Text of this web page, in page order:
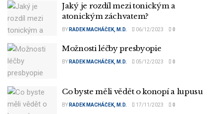
Jaký je rozdíl mezi tonickým a
atonickým záchvatem?
BY RADEK MACHÁČEK, M.D. 06/12/2023 0
Možnosti léčby presbyopie
BY RADEK MACHÁČEK, M.D. 05/12/2023 0
Co byste měli vědět o konopí a lupusu
BY RADEK MACHÁČEK, M.D. 17/11/2023 0